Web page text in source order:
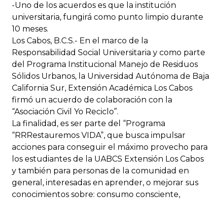
-Uno de los acuerdos es que la institución
universitaria, fungirá como punto limpio durante
10 meses.
Los Cabos, B.C.S.- En el marco de la
Responsabilidad Social Universitaria y como parte
del Programa Institucional Manejo de Residuos
Sólidos Urbanos, la Universidad Autónoma de Baja
California Sur, Extensión Académica Los Cabos
firmó un acuerdo de colaboración con la
“Asociación Civil Yo Reciclo”.
La finalidad, es ser parte del “Programa
“RRRestauremos VIDA”, que busca impulsar
acciones para conseguir el máximo provecho para
los estudiantes de la UABCS Extensión Los Cabos
y también para personas de la comunidad en
general, interesadas en aprender, o mejorar sus
conocimientos sobre: consumo consciente,